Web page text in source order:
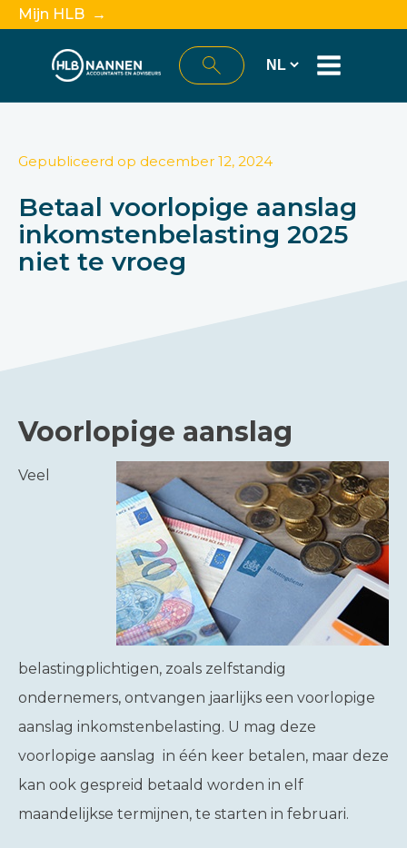
Mijn HLB →
Gepubliceerd op december 12, 2024
Betaal voorlopige aanslag
inkomstenbelasting 2025
niet te vroeg
Voorlopige aanslag
Veel
belastingplichtigen, zoals zelfstandig
ondernemers, ontvangen jaarlijks een voorlopige
aanslag inkomstenbelasting. U mag deze
voorlopige aanslag in één keer betalen, maar deze
kan ook gespreid betaald worden in elf
maandelijkse termijnen, te starten in februari.